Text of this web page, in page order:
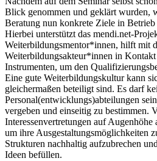
Blick genommen und geklärt wurden,
Beratung nun konkrete Ziele in
Hierbei unterstützt das mendi.net-
Weiterbildungsmentor*innen, hilft mit
Weiterbildungsakteur*innen in Kontakt
Instrumenten, um den
Eine gute Weiterbildungskultur kann
gleichermaßen beteiligt sind. Es darf
Personal(entwicklungs)abteilungen
vergeben und einseitig zu bestimmen.
Interessenvertretungen auf Augenhöhe
um ihre Ausgestaltungsmöglichkeiten
Strukturen nachhaltig aufzubrechen
Ideen befüllen.